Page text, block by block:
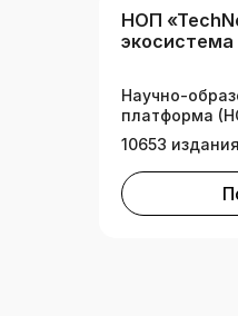
НОП
экосистема
Научно-
платформа
10653 издания